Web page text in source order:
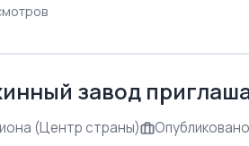
завод
(Центр страны)